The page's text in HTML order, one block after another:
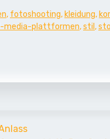
, fotoshooting, kleidung,
media-plattformen,stil ,